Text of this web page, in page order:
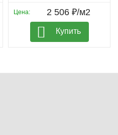
Цена: 2 506 ₽/м2
Купить